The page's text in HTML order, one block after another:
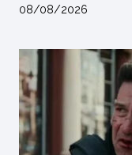
08/08/2026